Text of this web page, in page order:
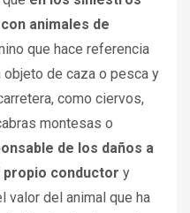
animales de
que hace referencia
de caza o pesca y
como ciervos,
montesas o
de los daños a
conductor y
valor del animal que ha